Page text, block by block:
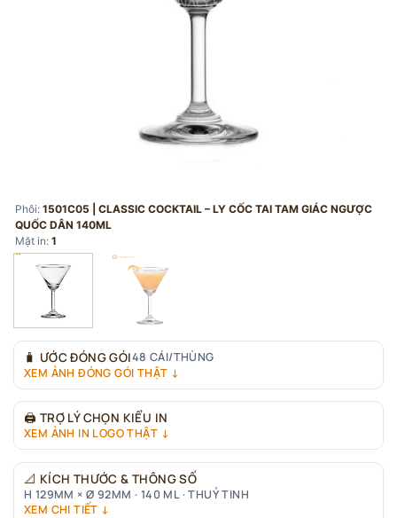
Phôi: 1501C05 | CLASSIC COCKTAIL – LY CỐC TAI TAM GIÁC NGƯỢC
QUỐC DÂN 140ML
Mặt in: 1
🧳 ƯỚC ĐÓNG GÓI48 CÁI/THÙNG
XEM ẢNH ĐÓNG GÓI THẬT ↓
🖨 TRỢ LÝ CHỌN KIỂU IN
XEM ẢNH IN LOGO THẬT ↓
📐 KÍCH THƯỚC & THÔNG SỐ
H 129MM × Ø 92MM · 140 ML · THUỶ TINH
XEM CHI TIẾT ↓